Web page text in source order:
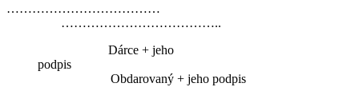
………………………………..
Dárce + jeho
podpis
Obdarovaný + jeho podpis